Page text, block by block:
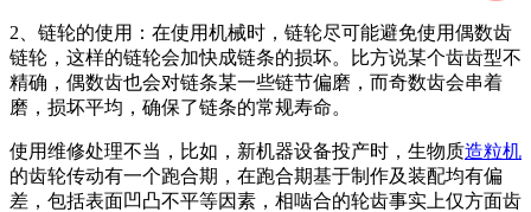
2、链轮的使用：在使用机械时，链轮尽可能避免使用偶数齿
链轮，这样的链轮会加快成链条的损坏。比方说某个齿齿型不
精确，偶数齿也会对链条某一些链节偏磨，而奇数齿会串着
磨，损坏平均，确保了链条的常规寿命。
使用维修处理不当，比如，新机器设备投产时，生物质造粒机
的齿轮传动有一个跑合期，在跑合期基于制作及装配均有偏
差，包括表面凹凸不平等因素，相啮合的轮齿事实上仅方面齿